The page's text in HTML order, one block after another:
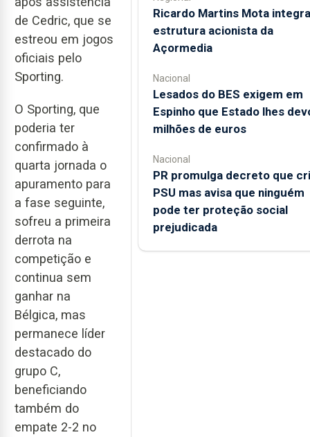
de Cedric, que se
estreou em jogos
oficiais pelo
Sporting.
O Sporting, que
poderia ter
confirmado à
quarta jornada o
apuramento para
a fase seguinte,
sofreu a primeira
derrota na
competição e
continua sem
ganhar na
Bélgica, mas
permanece líder
destacado do
grupo C,
beneficiando
também do
empate 2-2 no
Ricardo Martins Mota
estrutura acionista da
Açormedia
Nacional
Lesados do BES exigem em
Espinho que Estado lhes
milhões de euros
Nacional
PR promulga decreto que
PSU mas avisa que ninguém
pode ter proteção social
prejudicada